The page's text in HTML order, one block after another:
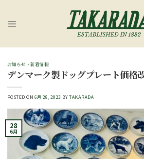
content
お知らせ・新着情報
デンマーク製ドッグプレート価格
POSTED ON 6月 28, 2023 BYTAKARADA
28
6月